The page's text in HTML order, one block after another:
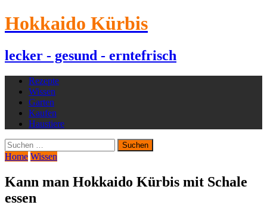
Hokkaido Kürbis
lecker - gesund - erntefrisch
Rezepte
Wissen
Garten
Kaufen
Haustiere
Suchen
nach:
Home Wissen
Kann man Hokkaido Kürbis mit Schale
essen